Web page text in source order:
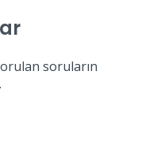
soruların